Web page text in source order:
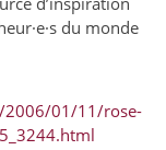
du monde
01/11/rose-